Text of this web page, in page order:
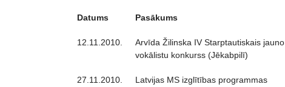
Datums Pasākums
12.11.2010.
Arvīda Žilinska IV Starptautiskais jauno
vokālistu konkurss (Jēkabpilī)
27.11.2010.
Latvijas MS izglītības programmas